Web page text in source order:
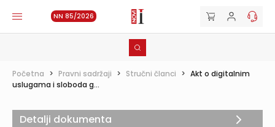
NN 85/2026
Početna > Pravni sadržaji > Stručni članci > Akt o digitalnim
uslugama i sloboda g...
Detalji dokumenta